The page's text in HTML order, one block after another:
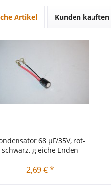
Artikel Kunden kauften
68 µF/35V, rot-
schwarz, gleiche Enden
2,69 € *